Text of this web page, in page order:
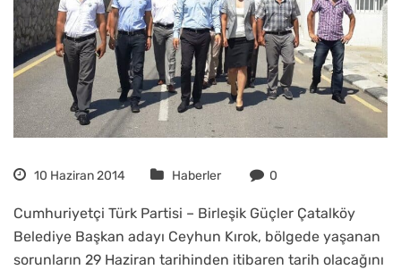
10 Haziran 2014 Haberler 0
Cumhuriyetçi Türk Partisi – Birleşik Güçler Çatalköy
Belediye Başkan adayı Ceyhun Kırok, bölgede yaşanan
sorunların 29 Haziran tarihinden itibaren tarih olacağını